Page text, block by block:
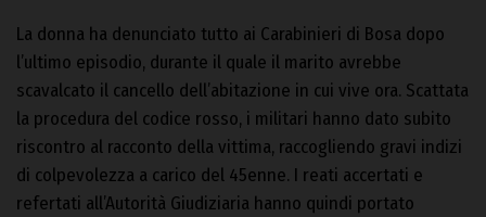
La donna ha denunciato tutto ai Carabinieri di Bosa dopo
l’ultimo episodio, durante il quale il marito avrebbe
scavalcato il cancello dell’abitazione in cui vive ora. Scattata
la procedura del codice rosso, i militari hanno dato subito
riscontro al racconto della vittima, raccogliendo gravi indizi
di colpevolezza a carico del 45enne. I reati accertati e
refertati all’Autorità Giudiziaria hanno quindi portato